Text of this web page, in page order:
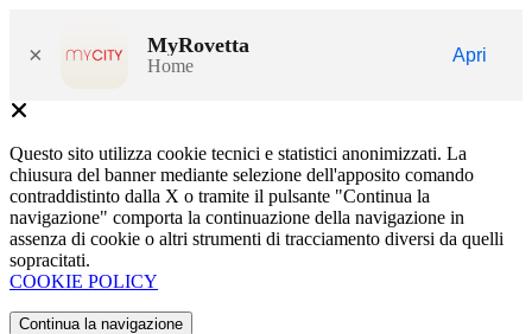
× MyRovetta
Home
Apri
Questo sito utilizza cookie tecnici e statistici anonimizzati. La
chiusura del banner mediante selezione dell'apposito comando
contraddistinto dalla X o tramite il pulsante "Continua la
navigazione" comporta la continuazione della navigazione in
assenza di cookie o altri strumenti di tracciamento diversi da quelli
sopracitati.
COOKIE POLICY
Continua la navigazione